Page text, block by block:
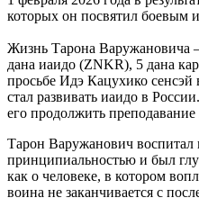
которых он посвятил боевым
Жизнь Тарона Варужановича
дана иаидо (ZNKR), 5 дана
просьбе Идэ Кацухико сенсэй
стал развивать иаидо в
его продолжить
Тарон Варужанович воспитал
принципиальностью и был
как о человеке, в котором
воина не заканчивается с